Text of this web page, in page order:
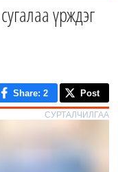
үрждэг
Share: 2 Post
СУРТАЛЧИЛГАА